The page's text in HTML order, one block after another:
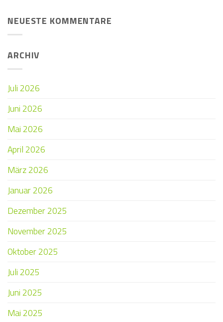
NEUESTE KOMMENTARE
ARCHIV
Juli 2026
Juni 2026
Mai 2026
April 2026
März 2026
Januar 2026
Dezember 2025
November 2025
Oktober 2025
Juli 2025
Juni 2025
Mai 2025